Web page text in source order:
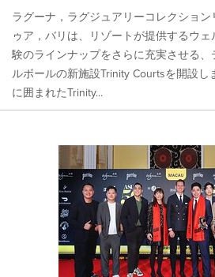
ラグーナ，ラグジュアリーコレクショ
ゥア，バリは、リゾートが提供するウ
験のラインナップをさらに充実させる
ルボールの新施設Trinity Courtsを開設
に囲まれたTrinity...